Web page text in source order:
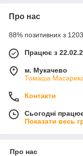
Про нас
88% позитивних з 1203
Працює з
м. Мукачево
Томаша
Контакти
Сьогодні
Показати весь
Про нас